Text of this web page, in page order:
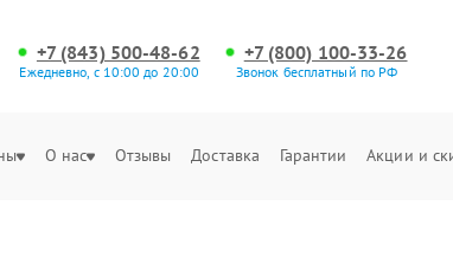
+7 (843) 500-48-62
Ежедневно, с 10:00 до 20:00
+7 (800) 100-33-26
Звонок бесплатный по РФ
О нас Отзывы Доставка Гарантии Акции и